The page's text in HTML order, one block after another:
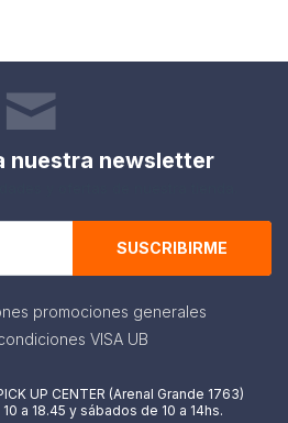
nuestra newsletter
SUSCRIBIRME
promociones generales
VISA UB
UP CENTER (Arenal Grande 1763)
a 18.45 y sábados de 10 a 14hs.